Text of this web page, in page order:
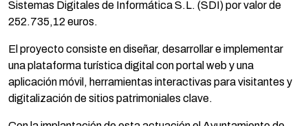
Sistemas Digitales de Informática S.L. (SDI) por valor de
252.735,12 euros.
El proyecto consiste en diseñar, desarrollar e implementar
una plataforma turística digital con portal web y una
aplicación móvil, herramientas interactivas para visitantes y
digitalización de sitios patrimoniales clave.